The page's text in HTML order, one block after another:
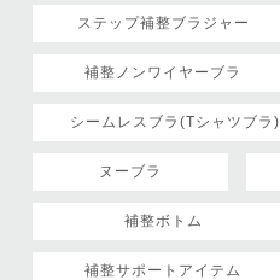
ステップ補整ブラジャー
補整ノンワイヤーブラ
シームレスブラ(Tシャツブラ)
ヌーブラ
補整ボトム
補整サポートアイテム